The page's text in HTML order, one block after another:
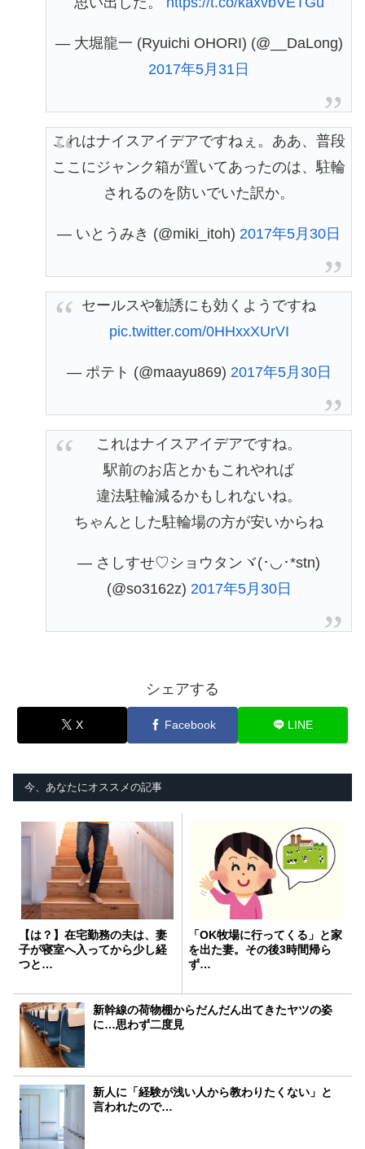
— 大堀龍一 (Ryuichi OHORI) (@__DaLong)
2017年5月31日
これはナイスアイデアですねぇ。ああ、普段
ここにジャンク箱が置いてあったのは、駐輪
されるのを防いでいた訳か。
— いとうみき (@miki_itoh) 2017年5月30日
セールスや勧誘にも効くようですね
pic.twitter.com/0HHxxXUrVI
— ポテト (@maayu869) 2017年5月30日
これはナイスアイデアですね。
駅前のお店とかもこれやれば
違法駐輪減るかもしれないね。
ちゃんとした駐輪場の方が安いからね
— さしすせ♡ショウタンヾ(･◡･*stn)
(@so3162z) 2017年5月30日
シェアする
X Facebook LINE
今、あなたにオススメの記事
【は？】在宅勤務の夫は、妻
子が寝室へ入ってから少し経
つと…
「OK牧場に行ってくる」と家
を出た妻。その後3時間帰ら
ず…
新幹線の荷物棚からだんだん出てきたヤツの姿
に…思わず二度見
新人に「経験が浅い人から教わりたくない」と
言われたので…